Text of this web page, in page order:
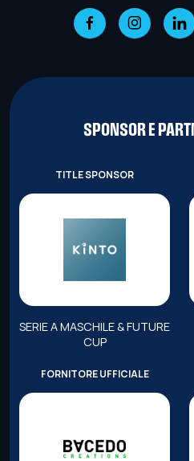
SPONSOR E
TITLE SPONSOR
SERIE A MASCHILE & FUTURE
CUP
FORNITORE UFFICIALE